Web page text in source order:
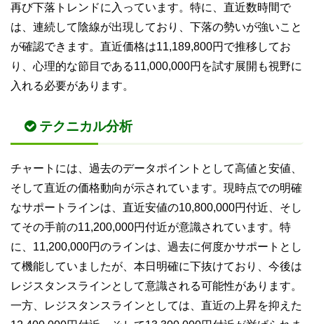
再び下落トレンドに入っています。特に、直近数時間で
は、連続して陰線が出現しており、下落の勢いが強いこと
が確認できます。直近価格は11,189,800円で推移してお
り、心理的な節目である11,000,000円を試す展開も視野に
入れる必要があります。
テクニカル分析
チャートには、過去のデータポイントとして高値と安値、
そして直近の価格動向が示されています。現時点での明確
なサポートラインは、直近安値の10,800,000円付近、そし
てその手前の11,200,000円付近が意識されています。特
に、11,200,000円のラインは、過去に何度かサポートとし
て機能していましたが、本日明確に下抜けており、今後は
レジスタンスラインとして意識される可能性があります。
一方、レジスタンスラインとしては、直近の上昇を抑えた